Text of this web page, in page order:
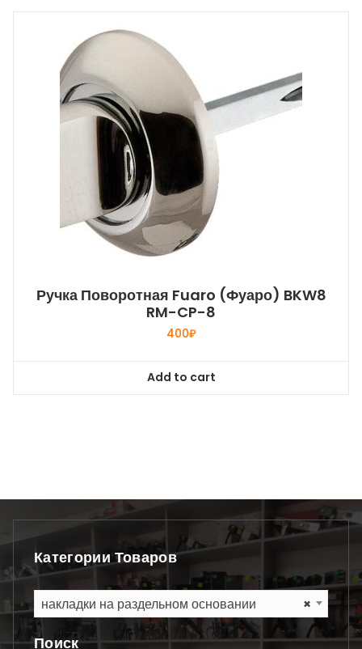
Ручка Поворотная Fuaro (Фуаро) BKW8
RM-CP-8
400₽
Add to cart
Категории Товаров
×
накладки на раздельном основании
Поиск